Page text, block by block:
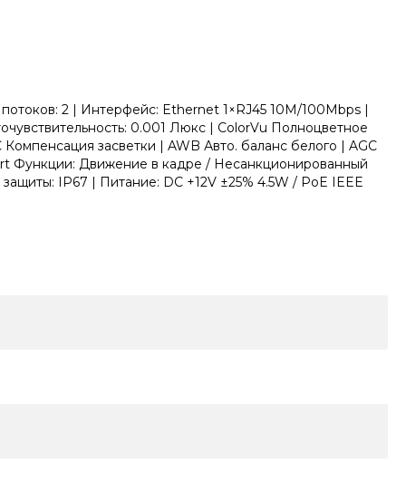
2 | Интерфейс: Ethernet 1×RJ45 10M/100Mbps |
0.001 Люкс | ColorVu Полноцветное
засветки | AWB Авто. баланс белого | AGC
Функции: Движение в кадре / Несанкционированный
IP67 | Питание: DC +12V ±25% 4.5W / PoE IEEE